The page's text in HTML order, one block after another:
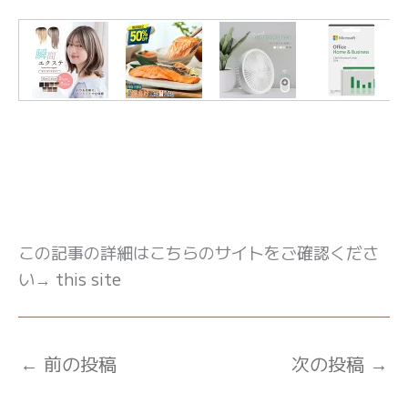
この記事の詳細はこちらのサイトをご確認くださ
い→ this site
← 前の投稿 次の投稿 →